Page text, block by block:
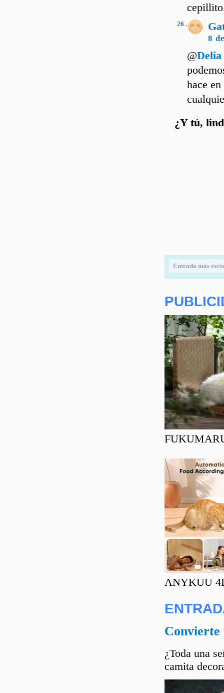
26 .
8
@
hace
¿Y tú,
Entrada más
ANYKUU
Convierte
¿Toda una
camita